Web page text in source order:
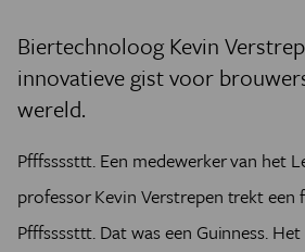
Biertechnoloog Kevin
innovatieve gist voor
wereld.
Pfffssssttt. Een medewerker van het
professor Kevin Verstrepen trekt een
Pfffssssttt. Dat was een Guinness.